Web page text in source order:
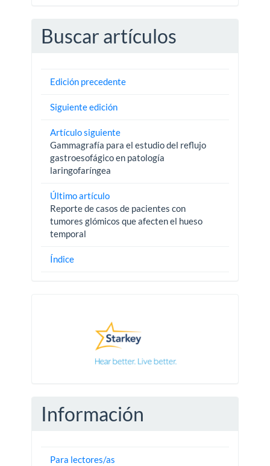
Buscar artículos
Edición precedente
Siguiente edición
Artículo siguiente
Gammagrafía para el estudio del reflujo
gastroesofágico en patología
laringofaríngea
Último artículo
Reporte de casos de pacientes con
tumores glómicos que afecten el hueso
temporal
Índice
Información
Para lectores/as